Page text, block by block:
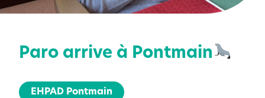
Paro arrive à Pontmain
EHPAD Pontmain